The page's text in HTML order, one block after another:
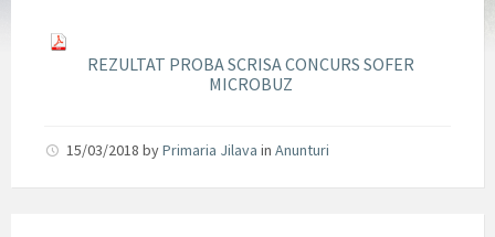
REZULTAT PROBA SCRISA CONCURS SOFER
MICROBUZ
15/03/2018 byPrimaria Jilava in Anunturi